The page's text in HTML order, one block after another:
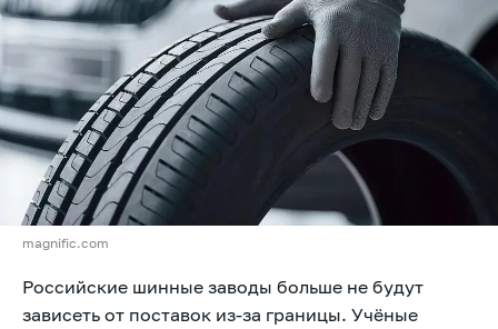
magnific.com
Российские шинные заводы больше не будут
зависеть от поставок из-за границы. Учёные